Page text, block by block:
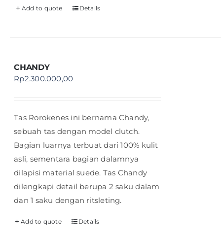
Add to quote Details
CHANDY
Rp2.300.000,00
Tas Rorokenes ini bernama Chandy,
sebuah tas dengan model clutch.
Bagian luarnya terbuat dari 100% kulit
asli, sementara bagian dalamnya
dilapisi material suede. Tas Chandy
dilengkapi detail berupa 2 saku dalam
dan 1 saku dengan ritsleting.
Add to quote Details